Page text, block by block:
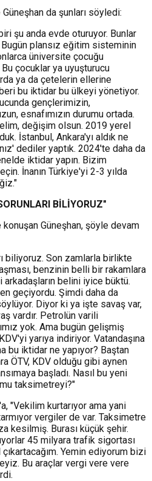
da şunları söyledi:
şu anda evde oturuyor. Bunlar
Bugün plansız eğitim sisteminin
üniversite çocuğu
çocuklar ya uyuşturucu
ya da çetelerin ellerine
bu iktidar bu ülkeyi yönetiyor.
gençlerimizin,
esnafımızın durumu ortada.
değişim olsun. 2019 yerel
İstanbul, Ankara'yı aldık ne
dediler yaptık. 2024'te daha da
iktidar yapın. Bizim
İnanın Türkiye'yi 2-3 yılda
BİLİYORUZ"
Güneşhan, şöyle devam
biliyoruz. Son zamlarla birlikte
benzinin belli bir rakamlara
belini iyice büktü.
geçiyordu. Şimdi daha da
Diyor ki ya işte savaş var,
vardır. Petrolün varili
yok. Ama bugün gelişmiş
yarıya indiriyor. Vatandaşına
bu iktidar ne yapıyor? Baştan
ÖTV, KDV olduğu gibi aynen
başladı. Nasıl bu yeni
taksimetreyi?"
"Vekilim kurtarıyor ama yani
vergiler de var. Taksimetre
kesilmiş. Burası küçük şehir.
45 milyara trafik sigortası
çıkartacağım. Yemin ediyorum bizi
Bu araçlar vergi vere vere